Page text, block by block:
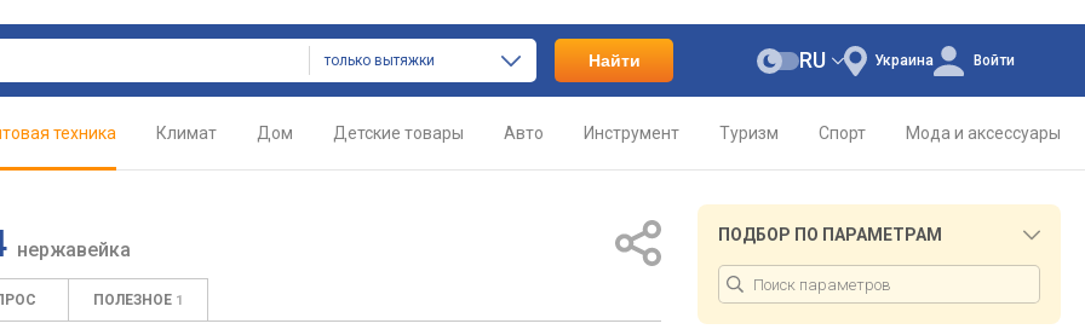
только вытяжки Найти Украина
RU Войти
техника Климат Дом Детские товары Авто Инструмент Туризм Спорт Мода и аксессуары
нержавейка
ПОЛЕЗНОЕ 1
ПОДБОР ПО ПАРАМЕТРАМ